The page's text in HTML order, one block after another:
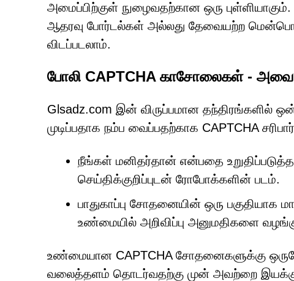
அமைப்பிற்குள் நுழைவதற்கான ஒரு
ஆதரவு போர்டல்கள் அல்லது தேவையற்ற
விடப்படலாம்.
போலி CAPTCHA காசோலைகள் - அவை
Glsadz.com இன் விருப்பமான தந்திரங்களில்
முடிப்பதாக நம்ப வைப்பதற்காக CAPTCHA
நீங்கள் மனிதர்தான் என்பதை
செய்திக்குறிப்புடன் ரோபோக்களின் படம்.
பாதுகாப்பு சோதனையின் ஒரு
உண்மையில் அறிவிப்பு அனுமதிகளை
உண்மையான CAPTCHA சோதனைகளுக்கு
வலைத்தளம் தொடர்வதற்கு முன் அவற்றை